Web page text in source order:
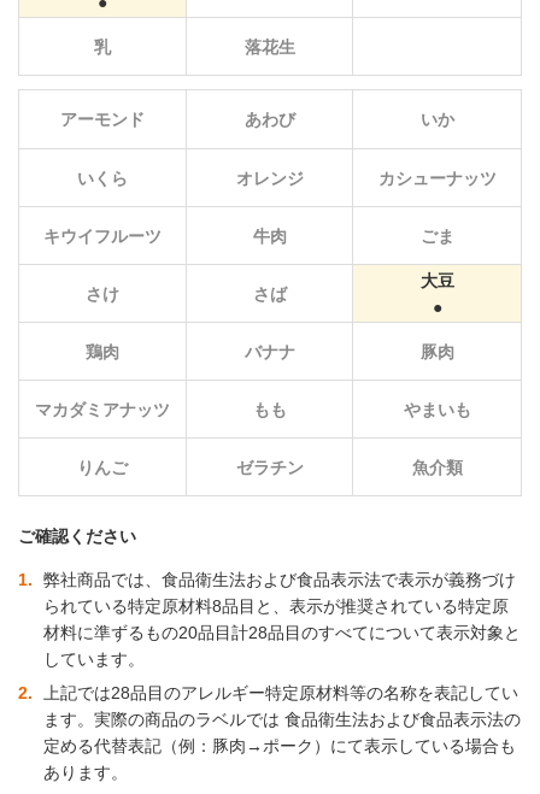
乳 落花生
アーモンド あわび いか
いくら オレンジ カシューナッツ
キウイフルーツ 牛肉 ごま
さけ さば
大豆
鶏肉 バナナ 豚肉
マカダミアナッツ もも やまいも
りんご ゼラチン 魚介類
ご確認ください
1
弊社商品では、食品衛生法および食品表示法で表示が義務づけ
られている特定原材料8品目と、表示が推奨されている特定原
材料に準ずるもの20品目計28品目のすべてについて表示対象と
しています。
2
上記では28品目のアレルギー特定原材料等の名称を表記してい
ます。実際の商品のラベルでは 食品衛生法および食品表示法の
定める代替表記（例：豚肉→ポーク）にて表示している場合も
あります。